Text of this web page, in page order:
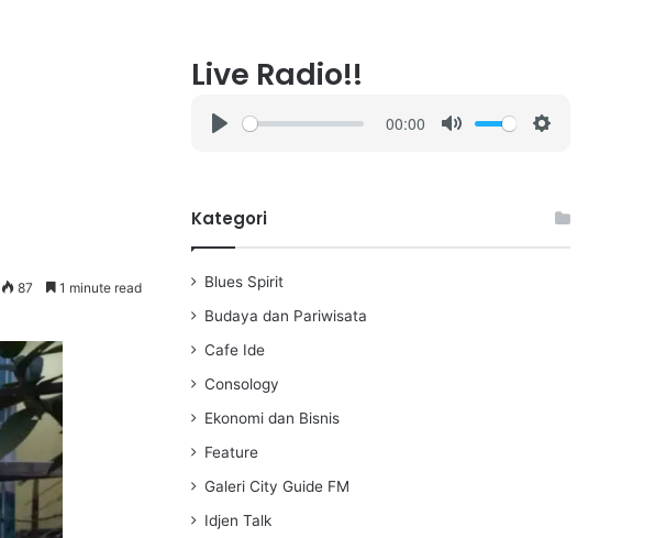
87 1 minute read
Live Radio!!
y
00:00
i
Kategori
Blues Spirit
Budaya dan Pariwisata
Cafe Ide
Consology
Ekonomi dan Bisnis
Feature
Galeri City Guide FM
Idjen Talk